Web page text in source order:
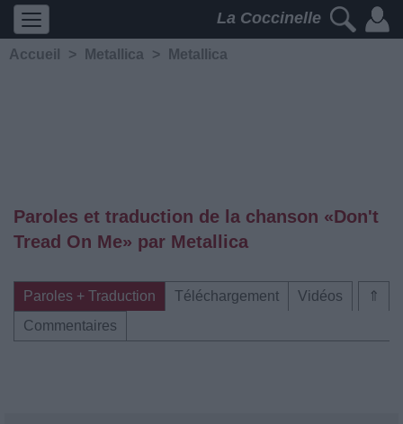
La Coccinelle
Accueil > Metallica > Metallica
Paroles et traduction de la chanson «Don't
Tread On Me» par Metallica
⇑
Paroles + Traduction Téléchargement
Vidéos
Commentaires